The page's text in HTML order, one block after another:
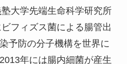
大学先端生命科学研究所
フィズス菌による腸管出
予防の分子機構を世界に
年には腸内細菌が産生